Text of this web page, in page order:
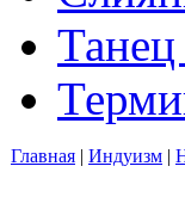
Главная | Индуизм |